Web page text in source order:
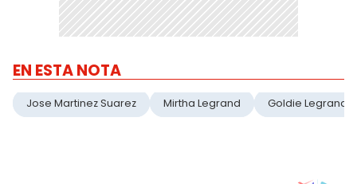
EN ESTA NOTA
Jose Martinez Suarez Mirtha Legrand Goldie Legrand